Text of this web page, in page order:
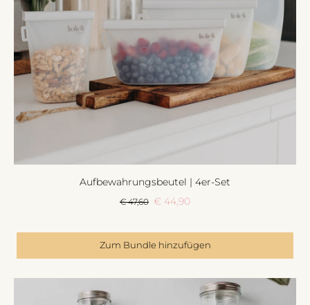
Aufbewahrungsbeutel | 4er-Set
€ 47,60 € 44,90
Zum Bundle hinzufügen